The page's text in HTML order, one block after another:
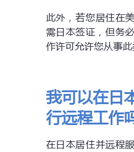
此外，若您居住在
需日本签证，但务
作许可允许您从事此
我可以在日
行远程工作
在日本居住并远程